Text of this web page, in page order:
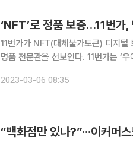
‘NFT’로 정품 보증…11번가,
11번가가 NFT(대체불가토큰) 디지
명품 전문관을 선보인다. 11번가는 ‘우아(OOAh)’ 브랜드로 선보이는 첫 번째 버티컬 서비스 ‘우아
등 고가 상품부터 해외 부티크 상품,
2023-03-06 08:35
“백화점만 있나?”···이커머